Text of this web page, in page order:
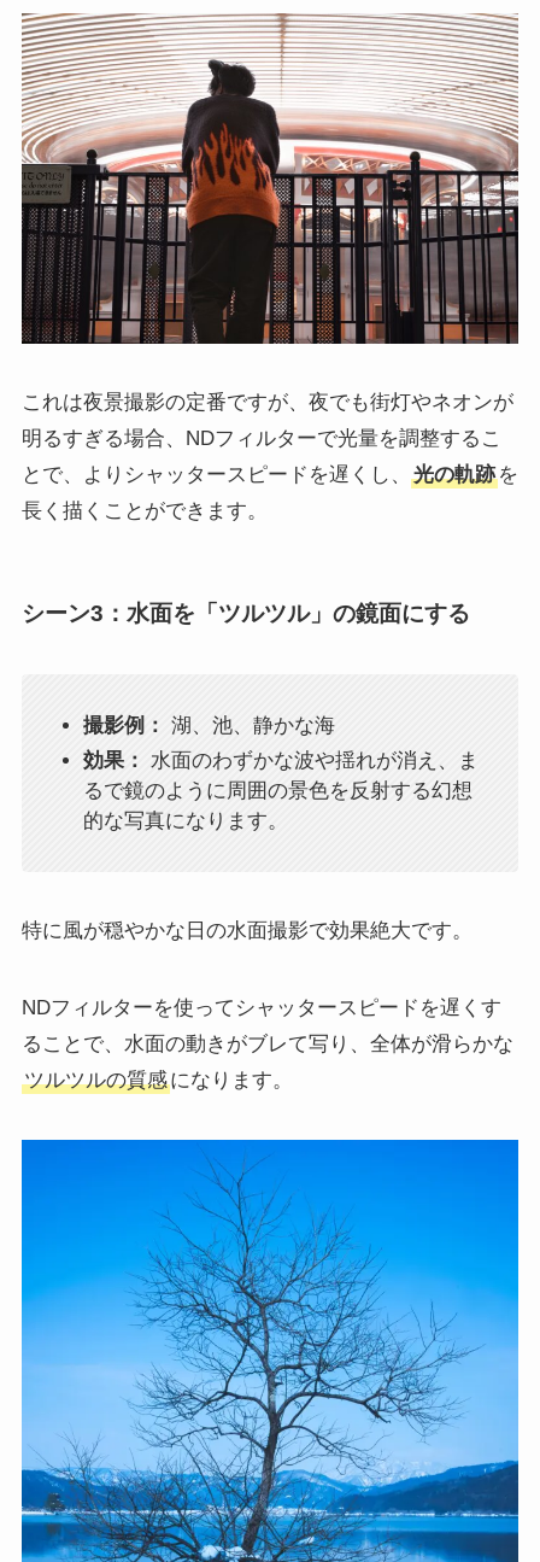
これは夜景撮影の定番ですが、夜でも街灯やネオンが
明るすぎる場合、NDフィルターで光量を調整するこ
とで、よりシャッタースピードを遅くし、
光の軌跡を
長く描くことができます。
シーン3：水面を「ツルツル」の鏡面にする
撮影例： 湖、池、静かな海
効果： 水面のわずかな波や揺れが消え、ま
るで鏡のように周囲の景色を反射する幻想
的な写真になります。
特に風が穏やかな日の水面撮影で効果絶大です。
NDフィルターを使ってシャッタースピードを遅くす
ることで、水面の動きがブレて写り、全体が滑らかな
ツルツルの質感になります。